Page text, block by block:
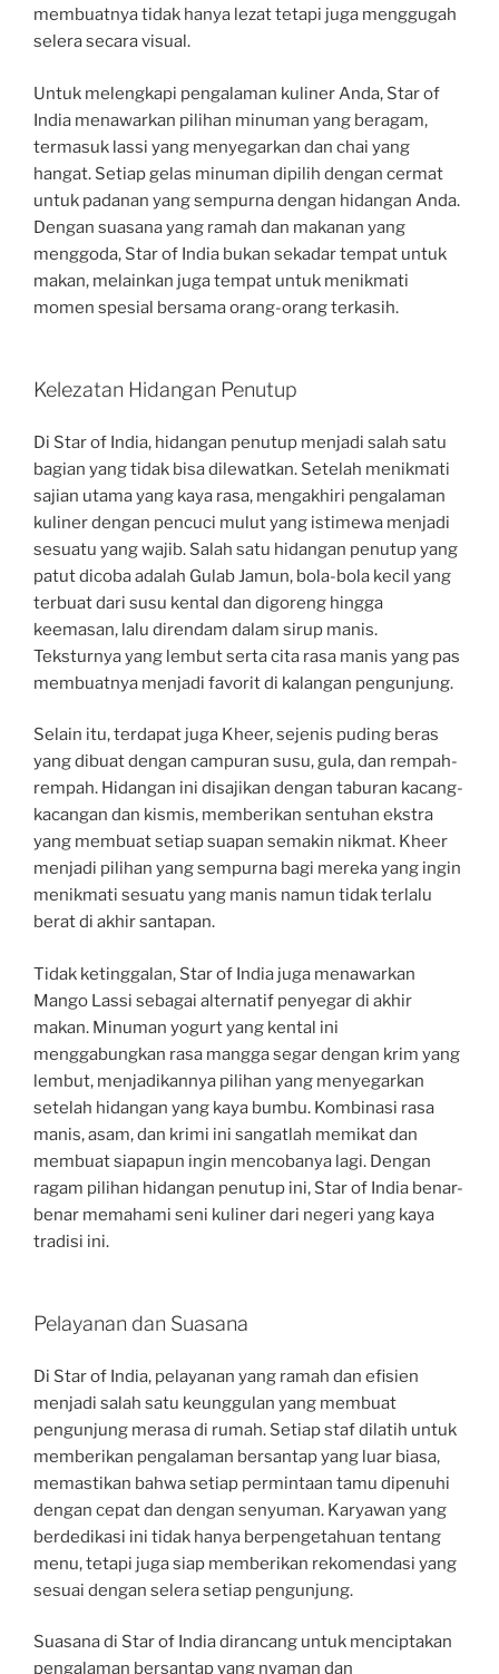
membuatnya tidak hanya lezat tetapi juga menggugah
selera secara visual.
Untuk melengkapi pengalaman kuliner Anda, Star of
India menawarkan pilihan minuman yang beragam,
termasuk lassi yang menyegarkan dan chai yang
hangat. Setiap gelas minuman dipilih dengan cermat
untuk padanan yang sempurna dengan hidangan Anda.
Dengan suasana yang ramah dan makanan yang
menggoda, Star of India bukan sekadar tempat untuk
makan, melainkan juga tempat untuk menikmati
momen spesial bersama orang-orang terkasih.
Kelezatan Hidangan Penutup
Di Star of India, hidangan penutup menjadi salah satu
bagian yang tidak bisa dilewatkan. Setelah menikmati
sajian utama yang kaya rasa, mengakhiri pengalaman
kuliner dengan pencuci mulut yang istimewa menjadi
sesuatu yang wajib. Salah satu hidangan penutup yang
patut dicoba adalah Gulab Jamun, bola-bola kecil yang
terbuat dari susu kental dan digoreng hingga
keemasan, lalu direndam dalam sirup manis.
Teksturnya yang lembut serta cita rasa manis yang pas
membuatnya menjadi favorit di kalangan pengunjung.
Selain itu, terdapat juga Kheer, sejenis puding beras
yang dibuat dengan campuran susu, gula, dan rempah-
rempah. Hidangan ini disajikan dengan taburan kacang-
kacangan dan kismis, memberikan sentuhan ekstra
yang membuat setiap suapan semakin nikmat. Kheer
menjadi pilihan yang sempurna bagi mereka yang ingin
menikmati sesuatu yang manis namun tidak terlalu
berat di akhir santapan.
Tidak ketinggalan, Star of India juga menawarkan
Mango Lassi sebagai alternatif penyegar di akhir
makan. Minuman yogurt yang kental ini
menggabungkan rasa mangga segar dengan krim yang
lembut, menjadikannya pilihan yang menyegarkan
setelah hidangan yang kaya bumbu. Kombinasi rasa
manis, asam, dan krimi ini sangatlah memikat dan
membuat siapapun ingin mencobanya lagi. Dengan
ragam pilihan hidangan penutup ini, Star of India benar-
benar memahami seni kuliner dari negeri yang kaya
tradisi ini.
Pelayanan dan Suasana
Di Star of India, pelayanan yang ramah dan efisien
menjadi salah satu keunggulan yang membuat
pengunjung merasa di rumah. Setiap staf dilatih untuk
memberikan pengalaman bersantap yang luar biasa,
memastikan bahwa setiap permintaan tamu dipenuhi
dengan cepat dan dengan senyuman. Karyawan yang
berdedikasi ini tidak hanya berpengetahuan tentang
menu, tetapi juga siap memberikan rekomendasi yang
sesuai dengan selera setiap pengunjung.
Suasana di Star of India dirancang untuk menciptakan
pengalaman bersantap yang nyaman dan